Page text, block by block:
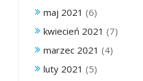
maj 2021 (6)
kwiecień 2021 (7)
marzec 2021 (4)
luty 2021 (5)